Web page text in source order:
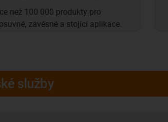
než 100 000 produkty pro
závěsné a stojící aplikace.
služby